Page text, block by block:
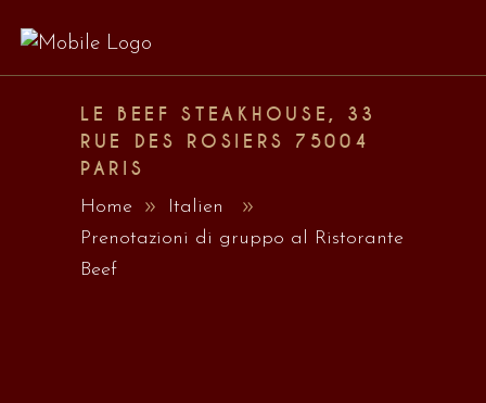
LE BEEF STEAKHOUSE, 33
RUE DES ROSIERS 75004
PARIS
Home
Italien
Prenotazioni di gruppo al Ristorante
Beef